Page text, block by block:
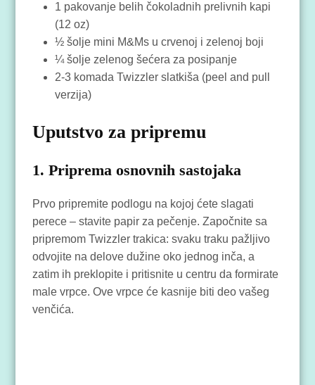
1 pakovanje belih čokoladnih prelivnih kapi
(12 oz)
½ šolje mini M&Ms u crvenoj i zelenoj boji
¼ šolje zelenog šećera za posipanje
2-3 komada Twizzler slatkiša (peel and pull
verzija)
Uputstvo za pripremu
1. Priprema osnovnih sastojaka
Prvo pripremite podlogu na kojoj ćete slagati
perece – stavite papir za pečenje. Započnite sa
pripremom Twizzler trakica: svaku traku pažljivo
odvojite na delove dužine oko jednog inča, a
zatim ih preklopite i pritisnite u centru da formirate
male vrpce. Ove vrpce će kasnije biti deo vašeg
venčića.